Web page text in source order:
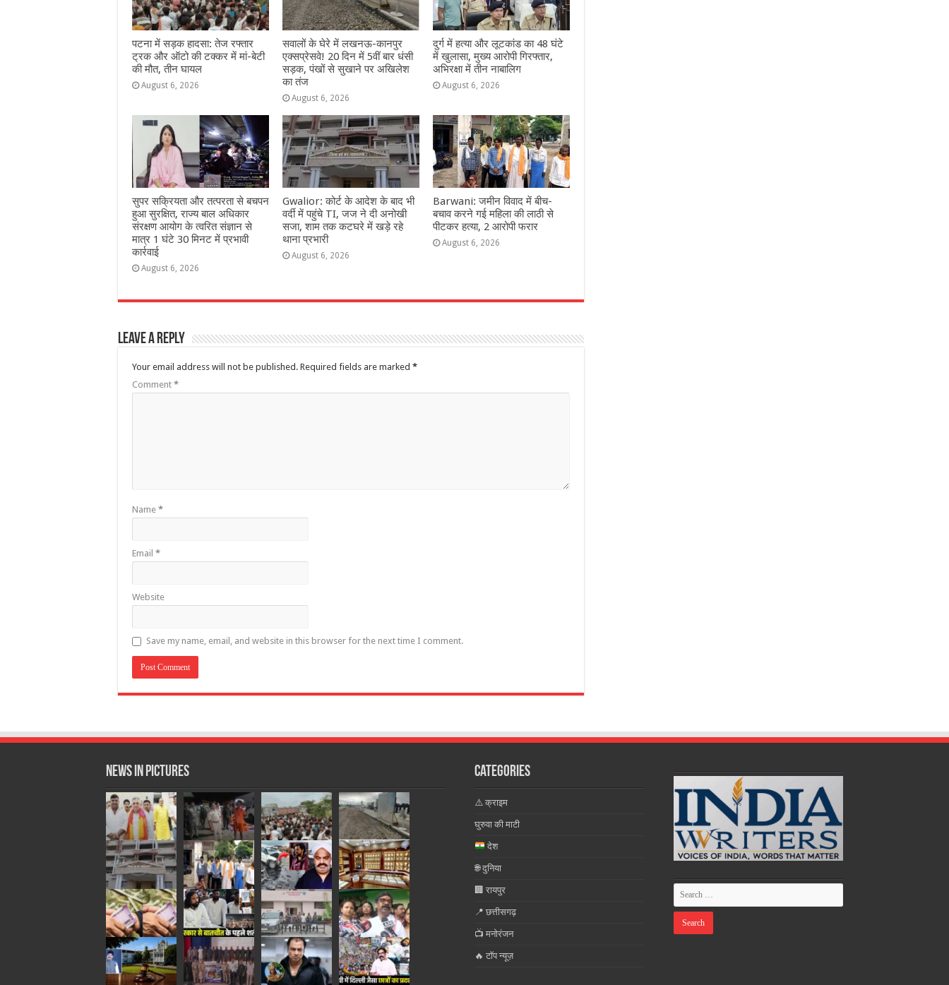
पटना में सड़क हादसा: तेज रफ्तार
ट्रक और ऑटो की टक्कर में मां-बेटी
की मौत, तीन घायल
August 6, 2026
सवालों के घेरे में लखनऊ-कानपुर
एक्सप्रेसवे! 20 दिन में 5वीं बार धंसी
सड़क, पंखों से सुखाने पर अखिलेश
का तंज
August 6, 2026
दुर्ग में हत्या और लूटकांड का 48 घंटे
में खुलासा, मुख्य आरोपी गिरफ्तार,
अभिरक्षा में तीन नाबालिग
August 6, 2026
सुपर सक्रियता और तत्परता से बचपन
हुआ सुरक्षित, राज्य बाल अधिकार
संरक्षण आयोग के त्वरित संज्ञान से
मात्र 1 घंटे 30 मिनट में प्रभावी
कार्रवाई
August 6, 2026
Gwalior: कोर्ट के आदेश के बाद भी
वर्दी में पहुंचे TI, जज ने दी अनोखी
सजा, शाम तक कटघरे में खड़े रहे
थाना प्रभारी
August 6, 2026
Barwani: जमीन विवाद में बीच-
बचाव करने गई महिला की लाठी से
पीटकर हत्या, 2 आरोपी फरार
August 6, 2026
Leave a Reply
Your email address will not be published. Required fields are marked *
Comment *
Name *
Email *
Website
Save my name, email, and website in this browser for the next time I comment.
News in Pictures Categories
⚠️ क्राइम
घुरुवा की माटी
देश
🌐 दुनिया
🏢 रायपुर
📍 छत्तीसगढ़
📺 मनोरंजन
🔥 टॉप न्यूज़